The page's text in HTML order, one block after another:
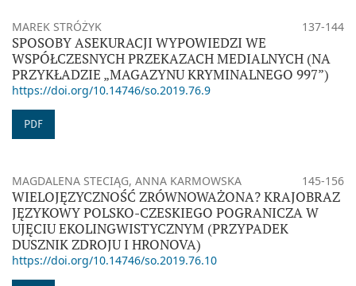
MAREK STRÓŻYK 137-144
SPOSOBY ASEKURACJI WYPOWIEDZI WE
WSPÓŁCZESNYCH PRZEKAZACH MEDIALNYCH (NA
PRZYKŁADZIE „MAGAZYNU KRYMINALNEGO 997”)
https://doi.org/10.14746/so.2019.76.9
PDF
MAGDALENA STECIĄG, ANNA KARMOWSKA 145-156
WIELOJĘZYCZNOŚĆ ZRÓWNOWAŻONA? KRAJOBRAZ
JĘZYKOWY POLSKO-CZESKIEGO POGRANICZA W
UJĘCIU EKOLINGWISTYCZNYM (PRZYPADEK
DUSZNIK ZDROJU I HRONOVA)
https://doi.org/10.14746/so.2019.76.10